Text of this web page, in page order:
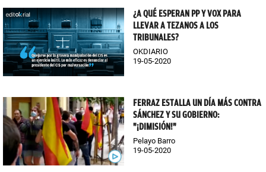
¿A QUÉ ESPERAN PP Y VOX PARA
LLEVAR A TEZANOS A LOS
TRIBUNALES?
OKDIARIO
19-05-2020
FERRAZ ESTALLA UN DÍA MÁS CONTRA
SÁNCHEZ Y SU GOBIERNO:
"¡DIMISIÓN!"
Pelayo Barro
19-05-2020